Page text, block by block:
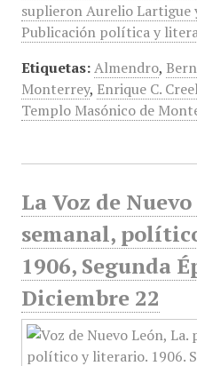
suplieron Aurelio Lartigue
Publicación política y
Etiquetas: Almendro,
Monterrey, Enrique C.
Templo Masónico de
La Voz de
semanal,
1906, Segunda
Diciembre 22